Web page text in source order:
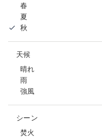
春
夏
秋
天候
晴れ
雨
強風
シーン
焚火